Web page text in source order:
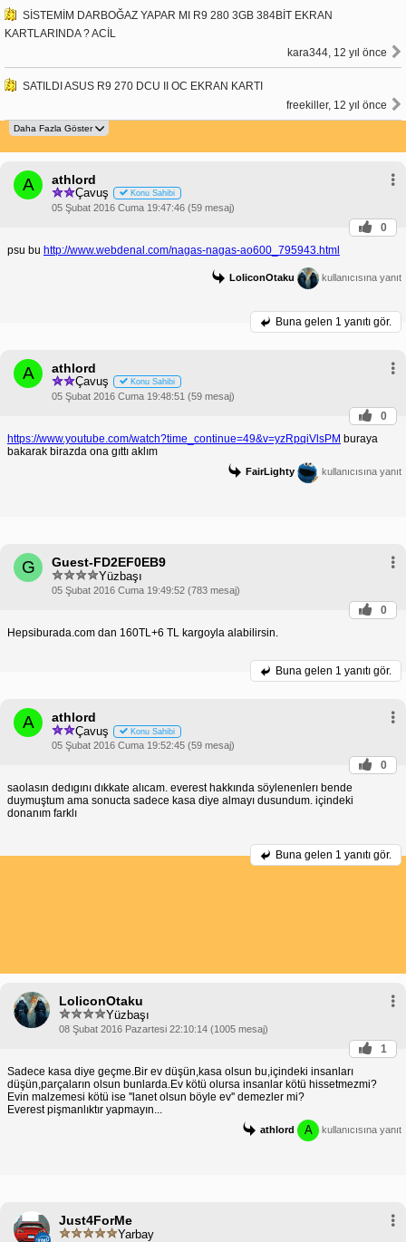
SİSTEMİM DARBOĞAZ YAPAR MI R9 280 3GB 384BİT EKRAN
KARTLARINDA ? ACİL
kara344, 12 yıl önce
SATILDI ASUS R9 270 DCU II OC EKRAN KARTI
freekiller, 12 yıl önce
A athlord
Çavuş Konu Sahibi
05 Şubat 2016 Cuma 19:47:46 (59 mesaj)
0
psu bu http://www.webdenal.com/nagas-nagas-ao600_795943.html
LoliconOtaku kullanıcısına yanıt
Buna gelen 1 yanıtı gör.
A athlord
Çavuş Konu Sahibi
05 Şubat 2016 Cuma 19:48:51 (59 mesaj)
0
https://www.youtube.com/watch?time_continue=49&v=yzRpqiVlsPM buraya
bakarak birazda ona gıttı aklım
FairLighty kullanıcısına yanıt
G Guest-FD2EF0EB9
Yüzbaşı
05 Şubat 2016 Cuma 19:49:52 (783 mesaj)
0
Hepsiburada.com dan 160TL+6 TL kargoyla alabilirsin.
Buna gelen 1 yanıtı gör.
A athlord
Çavuş Konu Sahibi
05 Şubat 2016 Cuma 19:52:45 (59 mesaj)
0
saolasın dedıgını dıkkate alıcam. everest hakkında söylenenlerı bende
duymuştum ama sonucta sadece kasa diye almayı dusundum. içindeki
donanım farklı
Buna gelen 1 yanıtı gör.
LoliconOtaku
Yüzbaşı
08 Şubat 2016 Pazartesi 22:10:14 (1005 mesaj)
1
Sadece kasa diye geçme.Bir ev düşün,kasa olsun bu,içindeki insanları
düşün,parçaların olsun bunlarda.Ev kötü olursa insanlar kötü hissetmezmi?
Evin malzemesi kötü ise ''lanet olsun böyle ev'' demezler mi?
Everest pişmanlıktır yapmayın...
athlord A kullanıcısına yanıt
Just4ForMe
Yarbay